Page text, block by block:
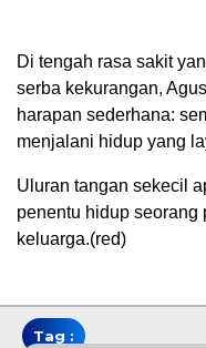
Di tengah rasa sakit
serba kekurangan,
harapan sederhana:
menjalani hidup yang
Uluran tangan sekecil
penentu hidup
keluarga.(red)
Tag :